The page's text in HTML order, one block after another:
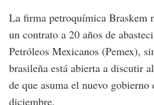
La firma petroquímica Braskem
un contrato a 20 años de
Petróleos Mexicanos (Pemex),
brasileña está abierta a discutir
de que asuma el nuevo
diciembre.